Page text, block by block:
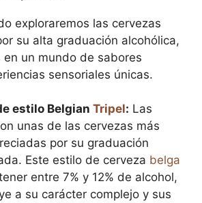
exploraremos las cervezas
su alta graduación alcohólica,
un mundo de sabores
sensoriales únicas.
estilo Belgian Tripel: Las
unas de las cervezas más
por su graduación
Este estilo de cerveza belga
entre 7% y 12% de alcohol,
a su carácter complejo y sus